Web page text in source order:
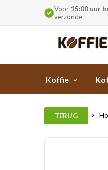
Voor 15:00 uur
verzonde
Koffie
TERUG